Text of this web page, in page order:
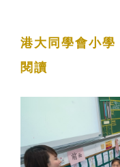
港大同學會小學
閱讀